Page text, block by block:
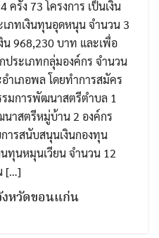
รั้ง 73 โครงการ เป็นเงิน
ภทเงินทุนอุดหนุน จำนวน 3
น 968,230 บาท และเพื่อ
ประเภทกลุ่มองค์กร จำนวน
ำเภอพล โดยทำการสมัคร
มการพัฒนาสตรีตำบล 1
าสตรีหมู่บ้าน 2 องค์กร
ารสนับสนุนเงินกองทุน
ทุนหมุนเวียน จำนวน 12
[…]
หวัดขอนแก่น